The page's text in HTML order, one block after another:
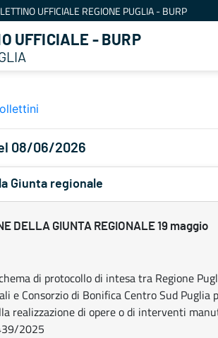
UFFICIALE REGIONE PUGLIA - BURP
UFFICIALE - BURP
08/06/2026
Giunta regionale
DELLA GIUNTA REGIONALE 19 maggio
di protocollo di intesa tra Regione
e Consorzio di Bonifica Centro Sud
realizzazione di opere o di interventi
2025